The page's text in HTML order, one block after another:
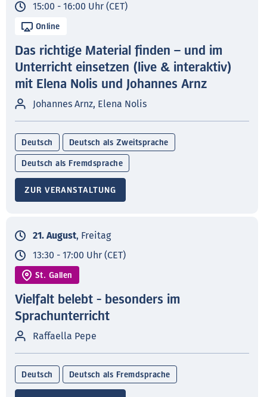
15:00 - 16:00 Uhr (CET)
Online
Das richtige Material finden – und im
Unterricht einsetzen (live & interaktiv)
mit Elena Nolis und Johannes Arnz
Johannes Arnz, Elena Nolis
Deutsch Deutsch als Zweitsprache
Deutsch als Fremdsprache
ZUR VERANSTALTUNG
21. August, Freitag
13:30 - 17:00 Uhr (CET)
St. Gallen
Vielfalt belebt - besonders im
Sprachunterricht
Raffaella Pepe
Deutsch Deutsch als Fremdsprache